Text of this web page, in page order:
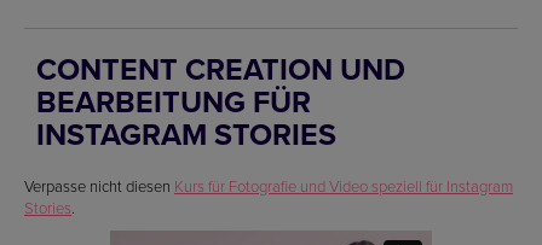
CONTENT CREATION UND
BEARBEITUNG FÜR
INSTAGRAM STORIES
Verpasse nicht diesen Kurs für Fotografie und Video speziell für Instagram
Stories.